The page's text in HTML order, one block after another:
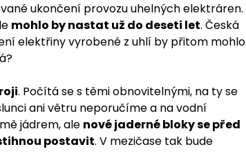
ukončení provozu uhelných elektráren.
mohlo by nastat už do deseti let. Česká
elektřiny vyrobené z uhlí by přitom mohlo
. Počítá se s těmi obnovitelnými, na ty se
ani větru neporučíme a na vodní
jádrem, ale nové jaderné bloky se před
postavit. V mezičase tak bude